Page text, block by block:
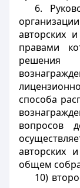
6.
авторских
правами
способа
вопросов
авторских
общем
10)